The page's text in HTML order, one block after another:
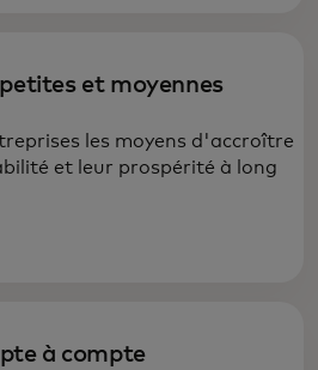
et moyennes
les moyens d'accroître
et leur prospérité à long
à compte